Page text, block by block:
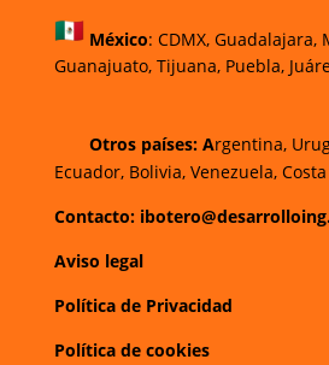
México: CDMX, Guadalajara,
Guanajuato, Tijuana, Puebla,
Otros países: Argentina,
Ecuador, Bolivia, Venezuela,
Contacto:
Aviso legal
Política de Privacidad
Política de cookies